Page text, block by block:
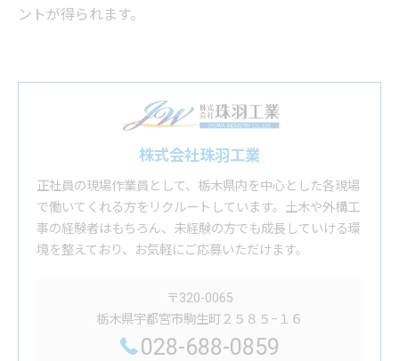
ントが得られます。
株式会社珠羽工業
正社員の現場作業員として、栃木県内を中心とした各現場
で働いてくれる方をリクルートしています。土木や外構工
事の経験者はもちろん、未経験の方でも成長していける環
境を整えており、お気軽にご応募いただけます。
〒320-0065
栃木県宇都宮市駒生町２５８５−１６
028-688-0859